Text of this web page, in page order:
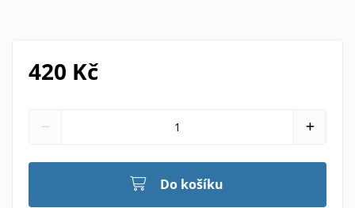
420 Kč
Do košíku